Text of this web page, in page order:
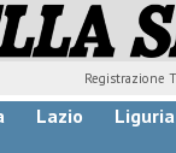
Registrazione
Lazio Liguria